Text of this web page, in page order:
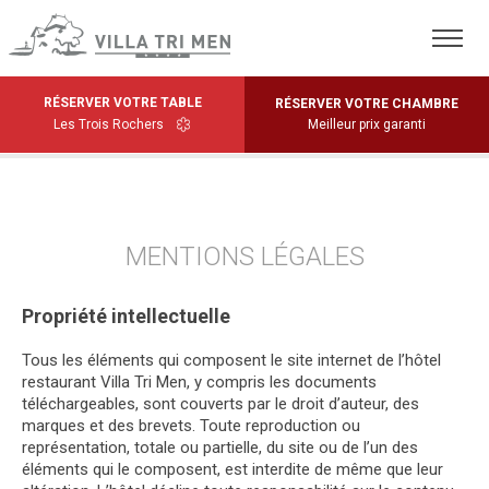
RÉSERVER VOTRE TABLE
Les Trois Rochers
RÉSERVER VOTRE CHAMBRE
Meilleur prix garanti
MENTIONS LÉGALES
Propriété intellectuelle
Tous les éléments qui composent le site internet de l’hôtel
restaurant Villa Tri Men, y compris les documents
téléchargeables, sont couverts par le droit d’auteur, des
marques et des brevets. Toute reproduction ou
représentation, totale ou partielle, du site ou de l’un des
éléments qui le composent, est interdite de même que leur